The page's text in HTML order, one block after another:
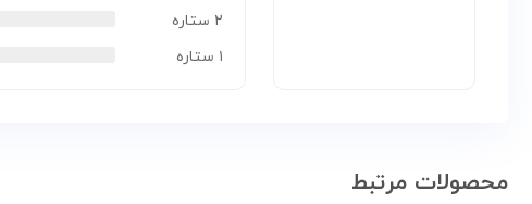
۲ ستاره
۱ ستاره
محصولات مرتبط